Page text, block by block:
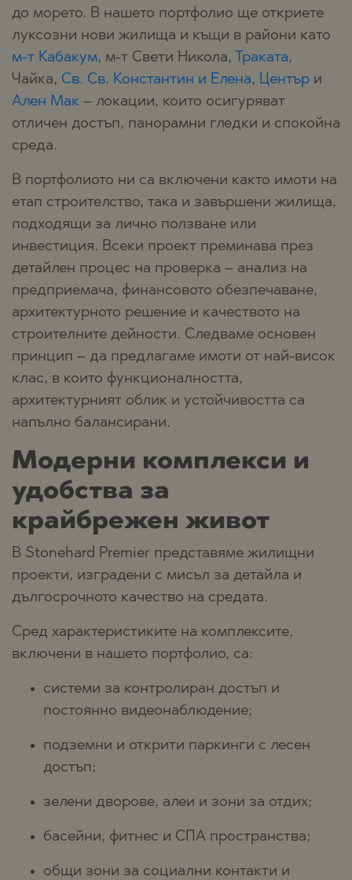
до морето. В нашето портфолио ще откриете
луксозни нови жилища и къщи в райони като
м-т Кабакум, м-т Свети Никола, Траката,
Чайка, Св. Св. Константин и Елена, Център и
Ален Мак – локации, които осигуряват
отличен достъп, панорамни гледки и спокойна
среда.
В портфолиото ни са включени както имоти на
етап строителство, така и завършени жилища,
подходящи за лично ползване или
инвестиция. Всеки проект преминава през
детайлен процес на проверка – анализ на
предприемача, финансовото обезпечаване,
архитектурното решение и качеството на
строителните дейности. Следваме основен
принцип – да предлагаме имоти от най-висок
клас, в които функционалността,
архитектурният облик и устойчивостта са
напълно балансирани.
Модерни комплекси и
удобства за
крайбрежен живот
В Stonehard Premier представяме жилищни
проекти, изградени с мисъл за детайла и
дългосрочното качество на средата.
Сред характеристиките на комплексите,
включени в нашето портфолио, са:
системи за контролиран достъп и
постоянно видеонаблюдение;
подземни и открити паркинги с лесен
достъп;
зелени дворове, алеи и зони за отдих;
басейни, фитнес и СПА пространства;
общи зони за социални контакти и